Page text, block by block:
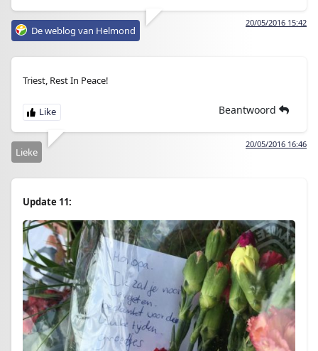
20/05/2016 15:42
De weblog van Helmond
Triest, Rest In Peace!
Beantwoord
20/05/2016 16:46
Lieke
Update 11: